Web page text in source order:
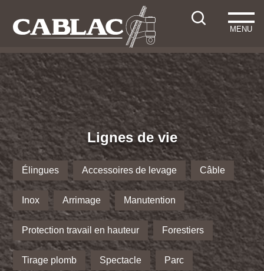
MENU
Lignes de vie
Élingues Accessoires de levage Câble
Inox Arrimage Manutention
Protection travail en hauteur Forestiers
Tirage plomb Spectacle Parc